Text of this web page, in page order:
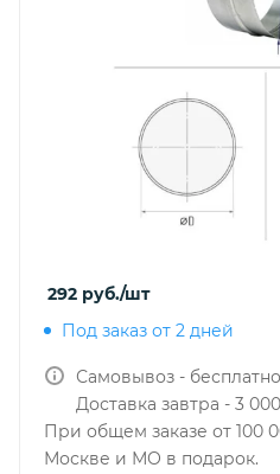
292 руб./шт
Под заказ от 2 дней
Самовывоз - бесплатно
Доставка завтра - 3
При общем заказе от 100
Москве и МО в подарок.